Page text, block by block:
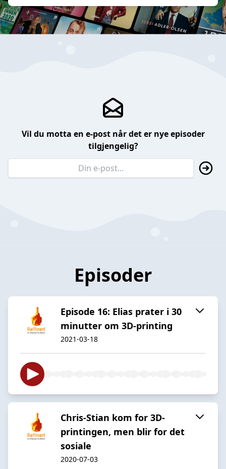
Vil du motta en e-post når det er nye episoder
tilgjengelig?
Episoder
Episode 16: Elias prater i 30
minutter om 3D-printing
2021-03-18
Chris-Stian kom for 3D-
printingen, men blir for det
sosiale
2020-07-03